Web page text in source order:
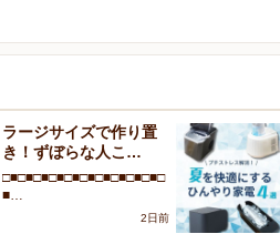
ラージサイズで作り置
き！ずぼらな人こ…
□■□■□■□■□■□■□■□■□■□■□
■…
2日前